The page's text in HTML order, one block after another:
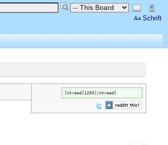
Schrift
[thread]1205[/thread]